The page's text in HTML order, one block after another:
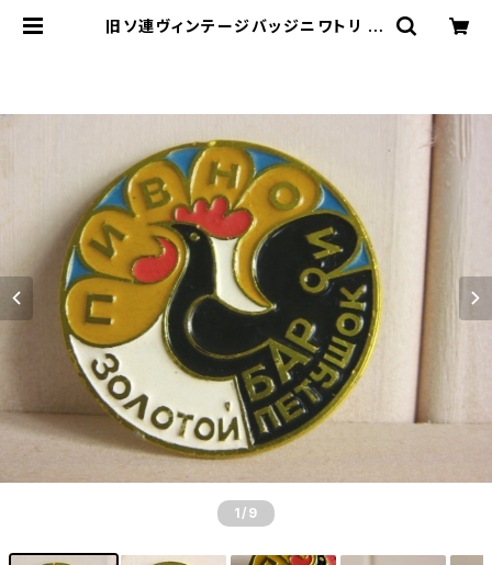
旧ソ連ヴィンテージバッジニワトリ | l
1 /9